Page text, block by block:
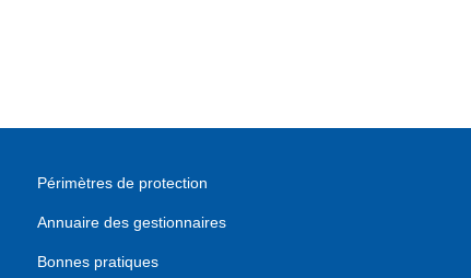
Périmètres de protection
Annuaire des gestionnaires
Bonnes pratiques